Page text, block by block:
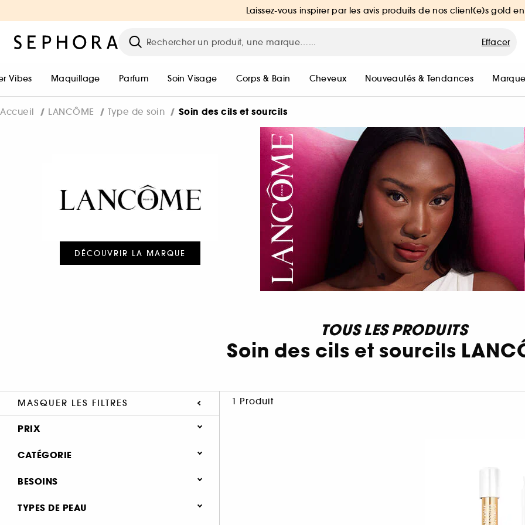
Laissez-vous inspirer par les avis produits de nos client(e)s gold
Effacer
Vibes Maquillage Parfum Soin Visage Corps & Bain Cheveux Nouveautés & Tendances
Accueil LANCÔME Type de soin Soin des cils et sourcils
DÉCOUVRIR LA MARQUE
TOUS LES PRODUITS
Soin des cils et sourcils
MASQUER LES FILTRES 1 Produit
PRIX
CATÉGORIE
Soin Visage
BESOINS
Soin regénérant (1)
TYPES DE PEAU